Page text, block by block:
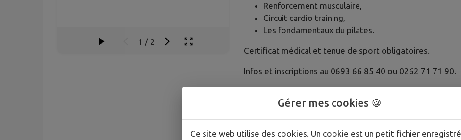
1 / 2
Renforcement musculaire,
Circuit cardio training,
Les fondamentaux du pilates.
Certificat médical et tenue de sport obligatoires.
Infos et inscriptions au 0693 66 85 40 ou 0262 71 71 90.
Publié par Ville de La Possession
Gérer mes cookies 🍪
Ce site web utilise des cookies. Un cookie est un petit fichier enregistré